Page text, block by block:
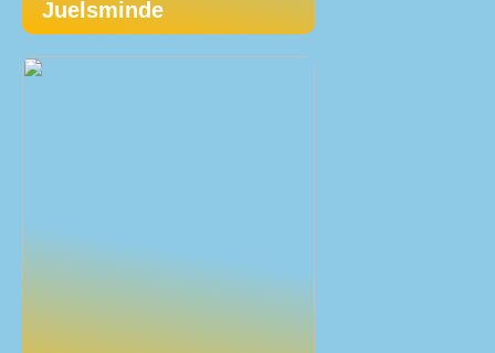
Juelsminde